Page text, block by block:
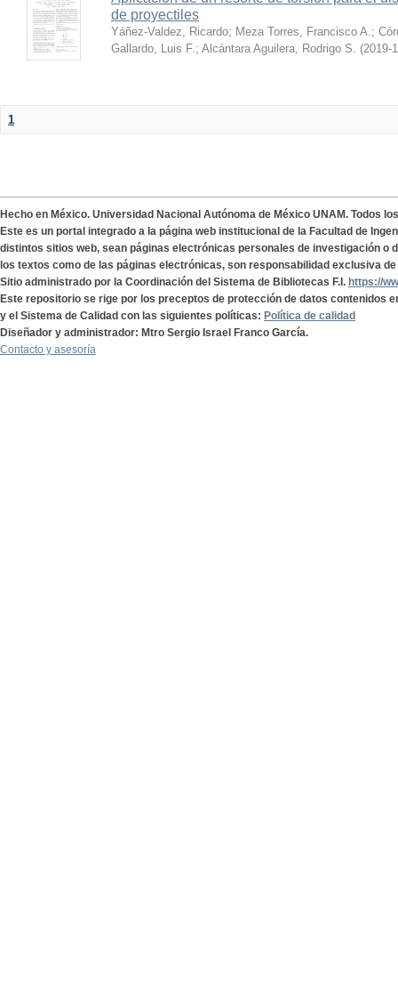
de proyectiles
Yáñez-Valdez, Ricardo; Meza Torres, Francisco A.;
Gallardo, Luis F.; Alcántara Aguilera, Rodrigo S. (2019-
1
Hecho en México. Universidad Nacional Autónoma de México UNAM. Todos
Este es un portal integrado a la página web institucional de la Facultad de
distintos sitios web, sean páginas electrónicas personales de investigación o
los textos como de las páginas electrónicas, son responsabilidad exclusiva
Sitio administrado por la Coordinación del Sistema de Bibliotecas F.I. https://
Este repositorio se rige por los preceptos de protección de datos contenidos
y el Sistema de Calidad con las siguientes políticas: Política de calidad
Diseñador y administrador: Mtro Sergio Israel Franco García.
Contacto y asesoría